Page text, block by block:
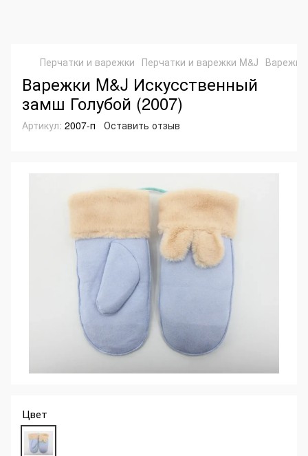
Перчатки и варежки Перчатки и варежки M&J
Варежки M&J Искусственный
замш Голубой (2007)
Артикул: 2007-п Оставить отзыв
Цвет